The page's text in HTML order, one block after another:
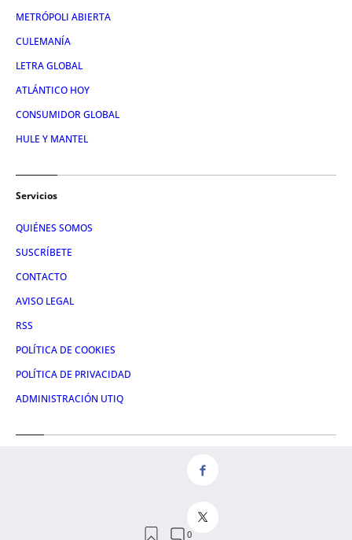
METRÓPOLI ABIERTA
CULEMANÍA
LETRA GLOBAL
ATLÁNTICO HOY
CONSUMIDOR GLOBAL
HULE Y MANTEL
Servicios
QUIÉNES SOMOS
SUSCRÍBETE
CONTACTO
AVISO LEGAL
RSS
POLÍTICA DE COOKIES
POLÍTICA DE PRIVACIDAD
ADMINISTRACIÓN UTIQ